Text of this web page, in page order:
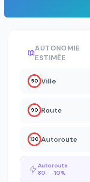
AUTONOMIE
ESTIMÉE
50 Ville
90 Route
130 Autoroute
Autoroute
80 → 10%